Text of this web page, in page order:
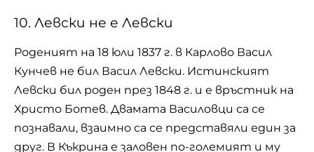
10. Левски не е Левски
Роденият на 18 юли 1837 г. в Карлово Васил
Кунчев не бил Васил Левски. Истинският
Левски бил роден през 1848 г. и е връстник на
Христо Ботев. Двамата Василовци са се
познавали, взаимно са се представяли един за
друг. В Къкрина е заловен по-големият и му